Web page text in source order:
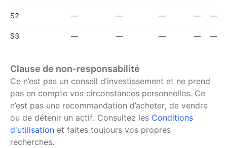
S2 — — — — —
S3 — — — — —
Clause de non-responsabilité
Ce n’est pas un conseil d’investissement et ne prend
pas en compte vos circonstances personnelles. Ce
n’est pas une recommandation d’acheter, de vendre
ou de détenir un actif. Consultez les Conditions
d'utilisation et faites toujours vos propres
recherches.